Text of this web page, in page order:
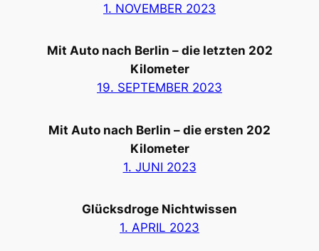
1. NOVEMBER 2023
Mit Auto nach Berlin – die letzten 202
Kilometer
19. SEPTEMBER 2023
Mit Auto nach Berlin – die ersten 202
Kilometer
1. JUNI 2023
Glücksdroge Nichtwissen
1. APRIL 2023